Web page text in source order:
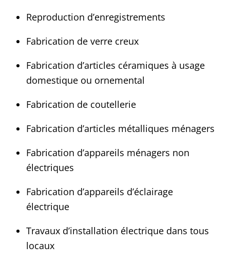
Reproduction d’enregistrements
Fabrication de verre creux
Fabrication d’articles céramiques à usage
domestique ou ornemental
Fabrication de coutellerie
Fabrication d’articles métalliques ménagers
Fabrication d’appareils ménagers non
électriques
Fabrication d’appareils d’éclairage
électrique
Travaux d’installation électrique dans tous
locaux